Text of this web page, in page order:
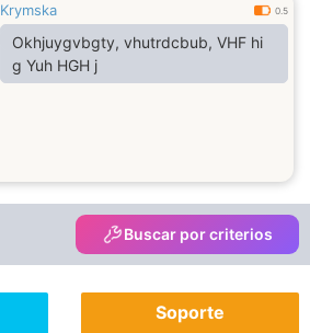
Krymska 0.5
Okhjuygvbgty, vhutrdcbub, VHF hi
g Yuh HGH j
Buscar por criterios
Soporte